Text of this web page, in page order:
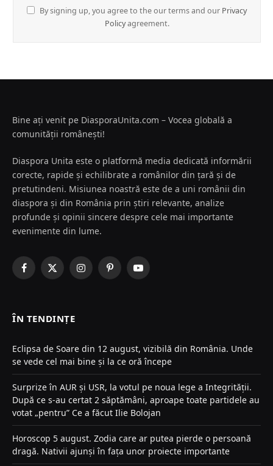
By signing up, you agree to the our terms and our Privacy
Policyagreement.
Bine ați venit pe DiasporaUnita.com – Vocea globală a
comunității românești!
Diaspora Unita este o platformă media dedicată informării
corecte, rapide și echilibrate a românilor din țară și de
pretutindeni. Misiunea noastră este de a uni românii din
diaspora și din România prin știri relevante, analize
profunde și opinii sincere despre cele mai importante
evenimente din lume.
Facebook
X
InstagramPinterestYouTube
ÎN TENDINȚE
Eclipsa de Soare din 12 august, vizibilă din România. Unde
se vede cel mai bine și la ce oră începe
Surprize în AUR și USR, la votul pe noua lege a Integrității.
După ce s-au certat 2 săptămâni, aproape toate partidele au
votat „pentru” Ce a făcut Ilie Bolojan
Horoscop 5 august. Zodia care ar putea pierde o persoană
dragă. Nativii ajunși în fața unor proiecte importante